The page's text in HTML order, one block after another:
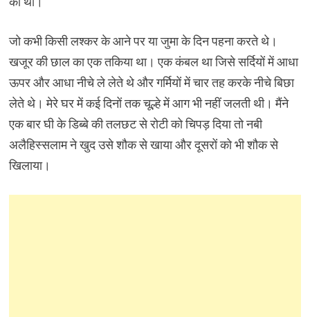
जो कभी किसी लश्कर के आने पर या जुमा के दिन पहना करते थे।
खजूर की छाल का एक तकिया था। एक कंबल था जिसे सर्दियों में आधा
ऊपर और आधा नीचे ले लेते थे और गर्मियों में चार तह करके नीचे बिछा
लेते थे। मेरे घर में कई दिनों तक चूल्हे में आग भी नहीं जलती थी। मैंने
एक बार घी के डिब्बे की तलछट से रोटी को चिपड़ दिया तो नबी
अलैहिस्सलाम ने खुद उसे शौक से खाया और दूसरों को भी शौक से
खिलाया।